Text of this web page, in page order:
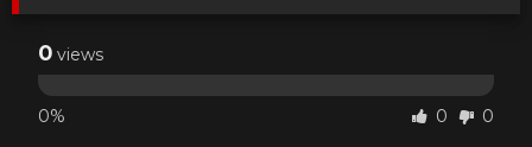
0 views
0% 0 0